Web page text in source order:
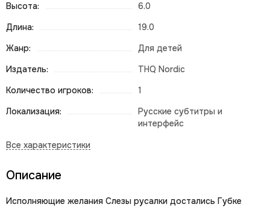
Высота:
6.0
Длина:
19.0
Жанр:
Для детей
Издатель:
THQ Nordic
Количество игроков:
1
Локализация:
Русские субтитры и
интерфейс
Описание
Исполняющие желания Слезы русалки достались Губке